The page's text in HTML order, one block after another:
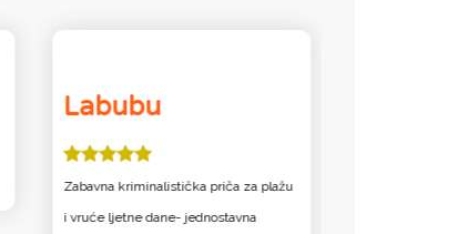
Labubu
Zabavna kriminalistička priča za plažu
i vruće ljetne dane- jednostavna